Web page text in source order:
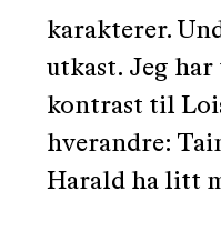
karakterer.
utkast. Jeg
kontrast til
hverandre:
Harald ha litt